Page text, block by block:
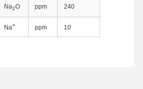
Na2O ppm 240
Na+ ppm 10